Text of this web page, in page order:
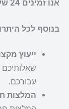
אנו זמינים 24 שעות ביממה, 7 ימים בשבוע!
בנוסף לכל
ייעוץ
שאלותיכם
עבורכם.
המלצות